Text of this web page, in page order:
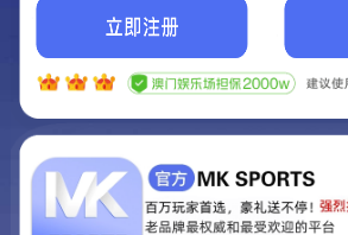
我们的网站正在
它将是非常棒的
联系我们!